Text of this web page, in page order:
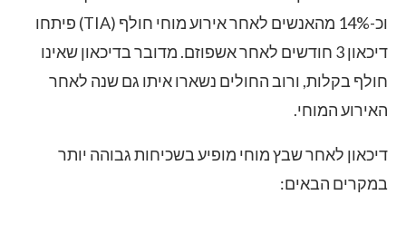
וכ-14% מהאנשים לאחר אירוע מוחי חולף (TIA) פיתחו
דיכאון 3 חודשים לאחר אשפוזם. מדובר בדיכאון שאינו
חולף בקלות, ורוב החולים נשארו איתו גם שנה לאחר
האירוע המוחי.
דיכאון לאחר שבץ מוחי מופיע בשכיחות גבוהה יותר
במקרים הבאים: